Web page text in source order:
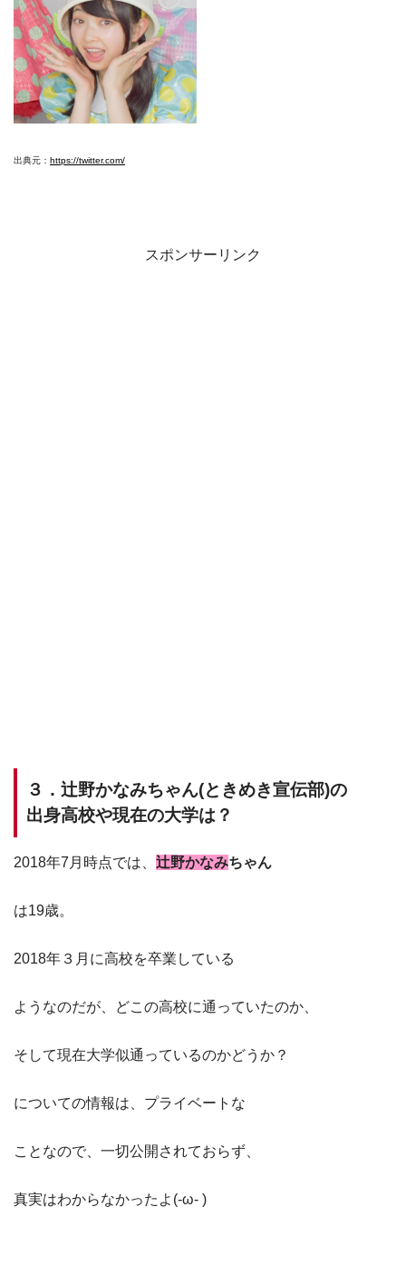
出典元： https://twitter.com/
スポンサーリンク
３．辻野かなみちゃん(ときめき宣伝部)の
出身高校や現在の大学は？
2018年7月時点では、 辻野かなみちゃん
は19歳。
2018年３月に高校を卒業している
ようなのだが、どこの高校に通っていたのか、
そして現在大学似通っているのかどうか？
についての情報は、プライベートな
ことなので、一切公開されておらず、
真実はわからなかったよ(-ω- )